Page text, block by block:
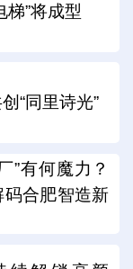
梯”将成型
“同里诗光”
”有何魔力？
合肥智造新